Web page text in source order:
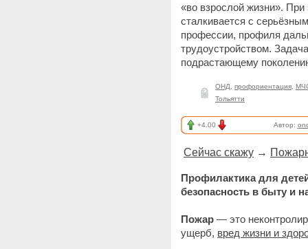
«во взрослой жизни».
сталкивается с
профессии, профиля
трудоустройством.
подрастающему
ОНД профориентация
Тольятти
+4.00 Автор:
Сейчас скажу →
Профилактика для
безопасность в быту и
Пожар — это
ущерб, вред жизни и